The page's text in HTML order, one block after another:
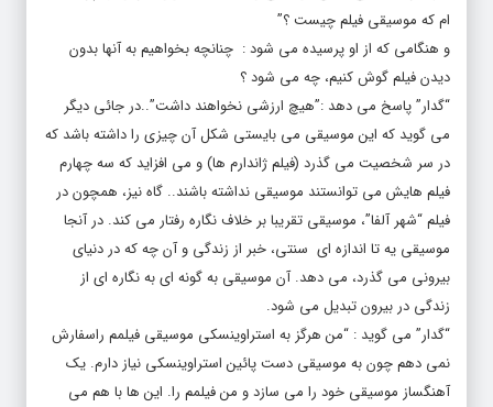
ام که موسیقی فیلم چیست ؟”
و هنگامی که از او پرسیده می شود : چنانچه بخواهیم به آنها بدون
دیدن فیلم گوش کنیم، چه می شود ؟
“گدار” پاسخ می دهد :”هیچ ارزشی نخواهند داشت”..در جائی دیگر
می گوید که این موسیقی می بایستی شکل آن چیزی را داشته باشد که
در سر شخصیت می گذرد (فیلم ژاندارم ها) و می افزاید که سه چهارم
فیلم هایش می توانستند موسیقی نداشته باشند.. گاه نیز، همچون در
فیلم “شهر آلفا”، موسیقی تقریبا بر خلاف نگاره رفتار می کند. در آنجا
موسیقی یه تا اندازه ای سنتی، خبر از زندگی و آن چه که در دنیای
بیرونی می گذرد، می دهد. آن موسیقی به گونه ای به نگاره ای از
زندگی در بیرون تبدیل می شود.
“گدار” می گوید : “من هرگز به استراوینسکی موسیقی فیلمم راسفارش
نمی دهم چون به موسیقی دست پائین استراوینسکی نیاز دارم. یک
آهنگساز موسیقی خود را می سازد و من فیلمم را. این ها با هم می